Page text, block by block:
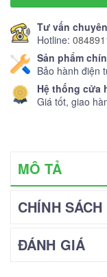
Tư vấn
Hotline:
Sản phẩm
Bảo hành điện
Hệ thống cửa
Giá tốt, giao
MÔ TẢ
CHÍNH
ĐÁNH GIÁ